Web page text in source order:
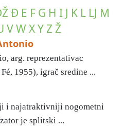
Đ E F G H I J K L LJ M
VW XYZŽ
arg. reprezentativac
1955), igrač sredine ...
i najatraktivniji nogometni
je splitski ...